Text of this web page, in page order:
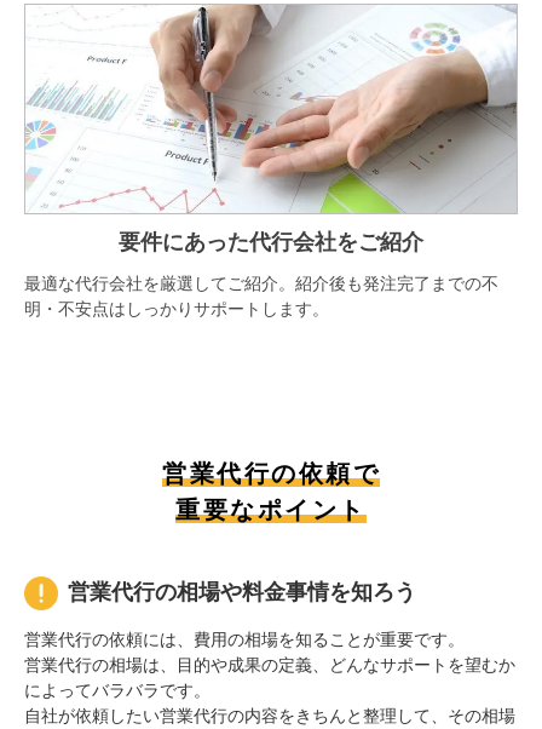
要件にあった代行会社をご紹介
最適な代行会社を厳選してご紹介。紹介後も発注完了までの不
明・不安点はしっかりサポートします。
営業代行の依頼で
重要なポイント
営業代行の相場や料金事情を知ろう
営業代行の依頼には、費用の相場を知ることが重要です。
営業代行の相場は、目的や成果の定義、どんなサポートを望むか
によってバラバラです。
自社が依頼したい営業代行の内容をきちんと整理して、その相場